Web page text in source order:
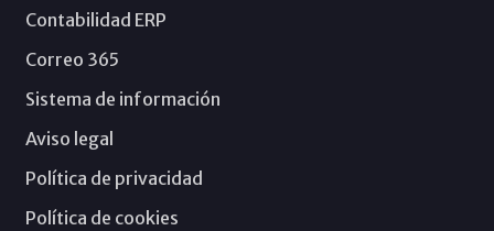
Contabilidad ERP
Correo 365
Sistema de información
Aviso legal
Política de privacidad
Política de cookies